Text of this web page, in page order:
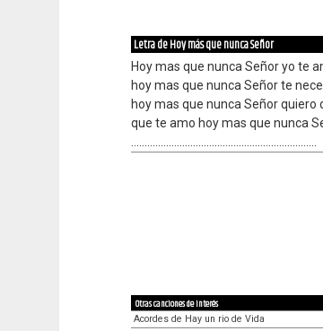
Letra de Hoy más que nunca Señor
Hoy mas que nunca Señor yo te
hoy mas que nunca Señor te
hoy mas que nunca Señor quiero
que te amo hoy mas que nunca
Otras canciones de interés
Acordes de Hay un rio de Vida